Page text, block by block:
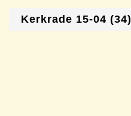
Kerkrade 15-04 (34)